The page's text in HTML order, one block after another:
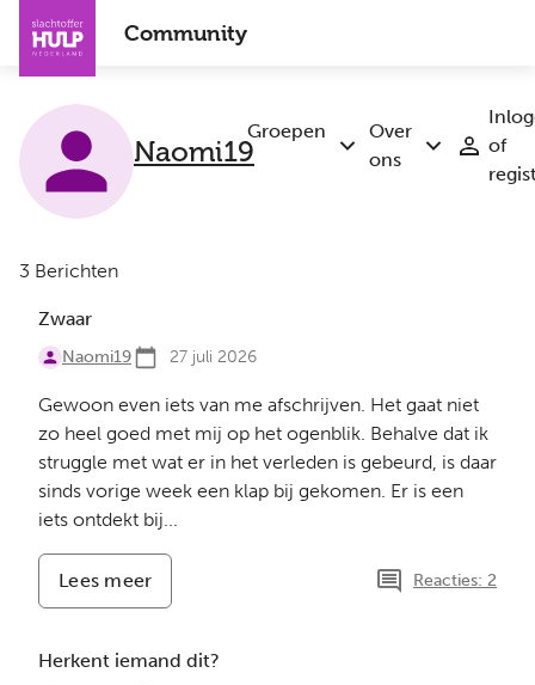
Overslaan
naar
inhoud
gaan
Community
Groepen
Submenu
Over
ons
Submenu
of
Naomi19
3 Berichten
Zwaar
Naomi19 27 juli 2026
Gewoon even iets van me afschrijven. Het gaat niet
zo heel goed met mij op het ogenblik. Behalve dat ik
struggle met wat er in het verleden is gebeurd, is daar
sinds vorige week een klap bij gekomen. Er is een
iets ontdekt bij...
Lees meer
Zwaar
Reacties: 2
Herkent iemand dit?